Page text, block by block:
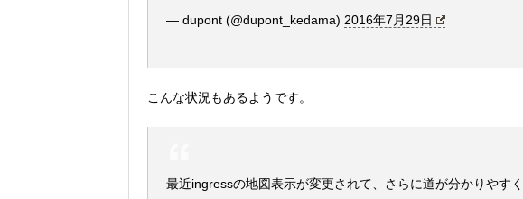
— dupont (@dupont_kedama) 2016年7月29日
こんな状況もあるようです。
最近ingressの地図表示が変更されて、さらに道が分かりやす